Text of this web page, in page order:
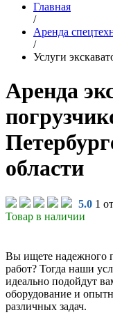
Главная
/
Аренда
/
Услуги
Аренда
области
5.0 1
Товар в наличии
Вы ищете надежного
работ? Тогда наши
идеально подойдут
оборудование и
различных задач.